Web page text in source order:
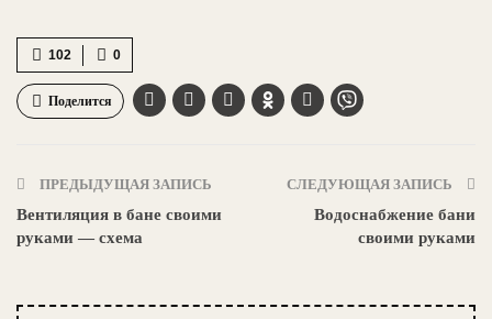
0
102
Поделится
ПРЕДЫДУЩАЯ ЗАПИСЬ
Вентиляция в бане своими
руками — схема
СЛЕДУЮЩАЯ ЗАПИСЬ
Водоснабжение бани
своими руками